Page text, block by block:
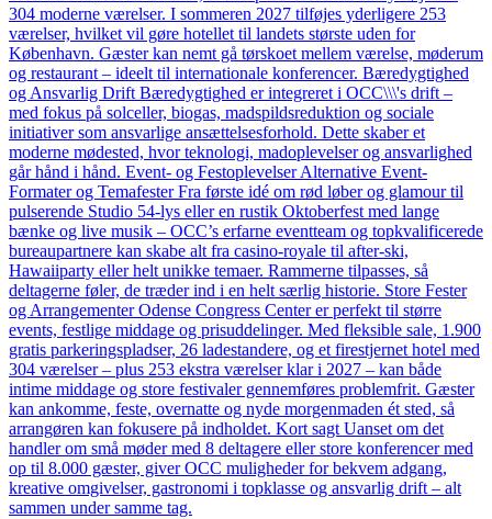
304 moderne værelser. I sommeren 2027 tilføjes yderligere 253
værelser, hvilket vil gøre hotellet til landets største uden for
København. Gæster kan nemt gå tørskoet mellem værelse, møderum
og restaurant – ideelt til internationale konferencer. Bæredygtighed
og Ansvarlig Drift Bæredygtighed er integreret i OCC\\\'s drift –
med fokus på solceller, biogas, madspildsreduktion og sociale
initiativer som ansvarlige ansættelsesforhold. Dette skaber et
moderne mødested, hvor teknologi, madoplevelser og ansvarlighed
går hånd i hånd. Event- og Festoplevelser Alternative Event-
Formater og Temafester Fra første idé om rød løber og glamour til
pulserende Studio 54-lys eller en rustik Oktoberfest med lange
bænke og live musik – OCC’s erfarne eventteam og topkvalificerede
bureaupartnere kan skabe alt fra casino-royale til after-ski,
Hawaiiparty eller helt unikke temaer. Rammerne tilpasses, så
deltagerne føler, de træder ind i en helt særlig historie. Store Fester
og Arrangementer Odense Congress Center er perfekt til større
events, festlige middage og prisuddelinger. Med fleksible sale, 1.900
gratis parkeringspladser, 26 ladestandere, og et firestjernet hotel med
304 værelser – plus 253 ekstra værelser klar i 2027 – kan både
intime middage og store festivaler gennemføres problemfrit. Gæster
kan ankomme, feste, overnatte og nyde morgenmaden ét sted, så
arrangøren kan fokusere på indholdet. Kort sagt Uanset om det
handler om små møder med 8 deltagere eller store konferencer med
op til 8.000 gæster, giver OCC muligheder for bekvem adgang,
kreative omgivelser, gastronomi i topklasse og ansvarlig drift – alt
sammen under samme tag.